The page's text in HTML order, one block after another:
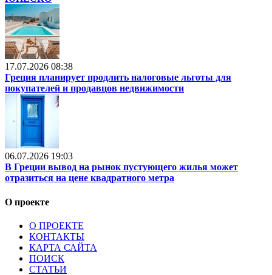
17.07.2026 08:38
Греция планирует продлить налоговые льготы для
покупателей и продавцов недвижимости
06.07.2026 19:03
В Греции вывод на рынок пустующего жилья может
отразиться на цене квадратного метра
О проекте
О ПРОЕКТЕ
КОНТАКТЫ
КАРТА САЙТА
ПОИСК
СТАТЬИ